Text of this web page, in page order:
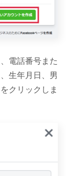
電話番号また
生年月日、男
クリックしま